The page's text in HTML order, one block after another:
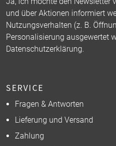
und über Aktionen informiert
Nutzungsverhalten (z. B.
Personalisierung ausgewertet
Datenschutzerklärung.
SERVICE
Fragen & Antworten
Lieferung und Versand
Zahlung